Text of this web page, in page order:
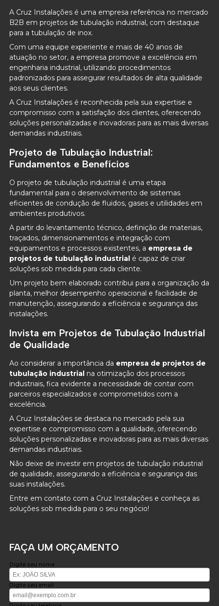
A Cruz Instalações é uma empresa referência no mercado
B2B em projetos de tubulação industrial, com destaque
para a tubulação de inox.
Com uma equipe experiente e mais de 40 anos de
atuação no setor, a empresa promove a excelência em
engenharia industrial, utilizando procedimentos
padronizados para assegurar resultados de alta qualidade
aos seus clientes.
A Cruz Instalações é reconhecida pela sua expertise e
compromisso com a satisfação dos clientes, oferecendo
soluções personalizadas e inovadoras para as mais diversas
demandas industriais.
Projeto de Tubulação Industrial:
Fundamentos e Benefícios
O projeto de tubulação industrial é uma etapa
fundamental para o desenvolvimento de sistemas
eficientes de condução de fluidos, gases e utilidades em
ambientes produtivos.
A partir do levantamento técnico, definição de materiais,
traçados, dimensionamentos e integração com
equipamentos e processos existentes, a empresa de
projetos de tubulação industrial é capaz de criar
soluções sob medida para cada cliente.
Um projeto bem elaborado contribui para a organização da
planta, melhor desempenho operacional e facilidade de
manutenção, assegurando a eficiência e segurança das
instalações.
Invista em Projetos de Tubulação Industrial
de Qualidade
Ao considerar a importância da empresa de projetos de
tubulação industrial na otimização dos processos
industriais, fica evidente a necessidade de contar com
parceiros especializados e comprometidos com a
excelência.
A Cruz Instalações se destaca no mercado pela sua
expertise e compromisso com a qualidade, oferecendo
soluções personalizadas e inovadoras para as mais diversas
demandas industriais.
Não deixe de investir em projetos de tubulação industrial
de qualidade, assegurando a eficiência e segurança das
suas instalações.
Entre em contato com a Cruz Instalações e conheça as
soluções sob medida para o seu negócio!
FAÇA UM ORÇAMENTO
Digite seu nome
Digite seu email